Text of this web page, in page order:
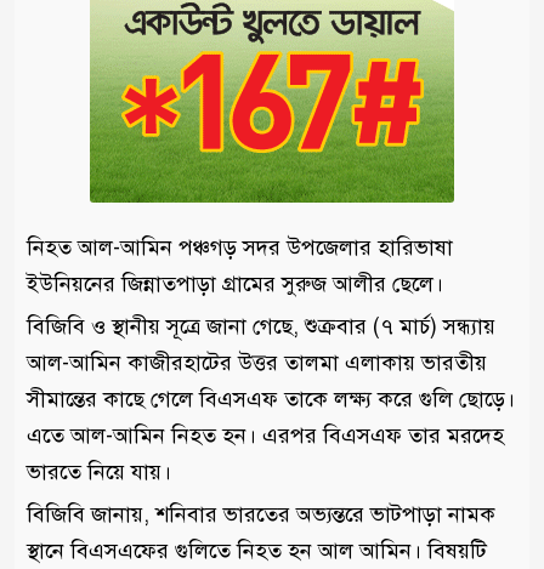
নিহত আল-আমিন পঞ্চগড় সদর উপজেলার হারিভাষা
ইউনিয়নের জিন্নাতপাড়া গ্রামের সুরুজ আলীর ছেলে।
বিজিবি ও স্থানীয় সূত্রে জানা গেছে, শুক্রবার (৭ মার্চ) সন্ধ্যায়
আল-আমিন কাজীরহাটের উত্তর তালমা এলাকায় ভারতীয়
সীমান্তের কাছে গেলে বিএসএফ তাকে লক্ষ্য করে গুলি ছোড়ে।
এতে আল-আমিন নিহত হন। এরপর বিএসএফ তার মরদেহ
ভারতে নিয়ে যায়।
বিজিবি জানায়, শনিবার ভারতের অভ্যন্তরে ভাটপাড়া নামক
স্থানে বিএসএফের গুলিতে নিহত হন আল আমিন। বিষয়টি